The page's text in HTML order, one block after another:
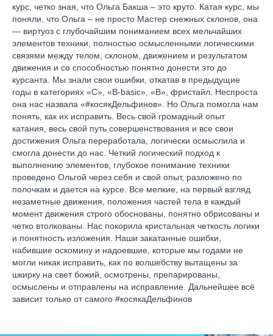
курс, четко зная, что Ольга Бакша – это круто. Катая курс, мы
поняли, что Ольга – не просто Мастер снежных склонов, она
— виртуоз с глубочайшим пониманием всех мельчайших
элементов техники, полностью осмысленными логическими
связями между телом, склоном, движением и результатом
движения и со способностью понятно донести это до
курсанта. Мы знали свои ошибки, откатав в предыдущие
годы в категориях «С», «В-basic», «В», фристайл. Неспроста
она нас назвала «#косякДельфинов». Но Ольга помогла нам
понять, как их исправить. Весь свой громадный опыт
катания, весь свой путь совершенствования и все свои
достижения Ольга переработала, логически осмыслила и
смогла донести до нас. Четкий логический подход к
выполнению элементов, глубокое понимание техники
проведено Ольгой через себя и свой опыт, разложено по
полочкам и дается на курсе. Все мелкие, на первый взгляд
незаметные движения, положения частей тела в каждый
момент движения строго обоснованы, понятно обрисованы и
четко втолкованы. Нас покорила кристальная четкость логики
и понятность изложения. Наши закатанные ошибки,
набившие оскомину и надоевшие, которые мы годами не
могли никак исправить, как по волшебству вытащены за
шкирку на свет божий, осмотрены, препарированы,
осмыслены и отправлены на исправление. Дальнейшее всё
зависит только от самого #косякаДельфинов